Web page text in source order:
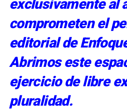
exclusivamente al
comprometen el
editorial de
Abrimos este
ejercicio de libre
pluralidad.